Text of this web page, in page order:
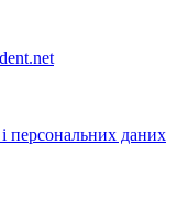
персональних даних